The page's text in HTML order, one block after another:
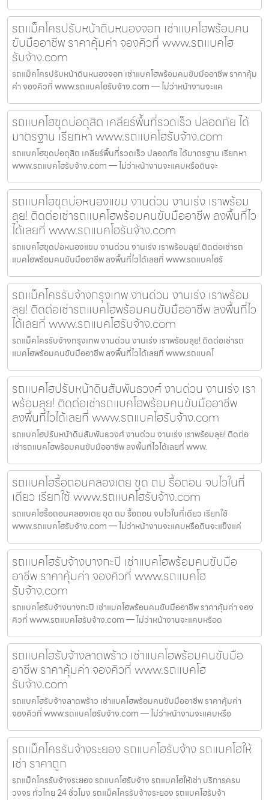
รถแม็คโครปรับหน้าดินหนองจอก เช่าแบคโฮพร้อมคน
ขับมืออาชีพ ราคาคุ้มค่า จองคิวที่ www.รถแบคโฮ
รับจ้าง.com
รถแม็คโครปรับหน้าดินหนองจอก เช่าแบคโฮพร้อมคนขับมืออาชีพ ราคาคุ้ม
ค่า จองคิวที่ www.รถแบคโฮรับจ้าง.com — ไม่ว่าหน้างานจะแค
รถแบคโฮขุดบ่อดุสิต เคลียร์พื้นที่รวดเร็ว ปลอดภัย ได้
มาตรฐาน เรียกหา www.รถแบคโฮรับจ้าง.com
รถแบคโฮขุดบ่อดุสิต เคลียร์พื้นที่รวดเร็ว ปลอดภัย ได้มาตรฐาน เรียกหา
www.รถแบคโฮรับจ้าง.com — ไม่ว่าหน้างานจะแคบหรือดินจะ
รถแบคโฮขุดบ่อหนองแขม งานด่วน งานเร่ง เราพร้อม
ลุย! ติดต่อเช่ารถแบคโฮพร้อมคนขับมืออาชีพ ลงพื้นที่ไว
ได้เลยที่ www.รถแบคโฮรับจ้าง.com
รถแบคโฮขุดบ่อหนองแขม งานด่วน งานเร่ง เราพร้อมลุย! ติดต่อเช่ารถ
แบคโฮพร้อมคนขับมืออาชีพ ลงพื้นที่ไวได้เลยที่ www.รถแบคโฮรั
รถแม็คโครรับจ้างกรุงเทพ งานด่วน งานเร่ง เราพร้อม
ลุย! ติดต่อเช่ารถแบคโฮพร้อมคนขับมืออาชีพ ลงพื้นที่ไว
ได้เลยที่ www.รถแบคโฮรับจ้าง.com
รถแม็คโครรับจ้างกรุงเทพ งานด่วน งานเร่ง เราพร้อมลุย! ติดต่อเช่ารถ
แบคโฮพร้อมคนขับมืออาชีพ ลงพื้นที่ไวได้เลยที่ www.รถแบคโ
รถแบคโฮปรับหน้าดินสัมพันธวงศ์ งานด่วน งานเร่ง เรา
พร้อมลุย! ติดต่อเช่ารถแบคโฮพร้อมคนขับมืออาชีพ
ลงพื้นที่ไวได้เลยที่ www.รถแบคโฮรับจ้าง.com
รถแบคโฮปรับหน้าดินสัมพันธวงศ์ งานด่วน งานเร่ง เราพร้อมลุย! ติดต่อ
เช่ารถแบคโฮพร้อมคนขับมืออาชีพ ลงพื้นที่ไวได้เลยที่ www.
รถแบคโฮรื้อถอนคลองเตย ขุด ถม รื้อถอน จบไวในที่
เดียว เรียกใช้ www.รถแบคโฮรับจ้าง.com
รถแบคโฮรื้อถอนคลองเตย ขุด ถม รื้อถอน จบไวในที่เดียว เรียกใช้
www.รถแบคโฮรับจ้าง.com — ไม่ว่าหน้างานจะแคบหรือดินจะแข็งแค่
รถแบคโฮรับจ้างบางกะปิ เช่าแบคโฮพร้อมคนขับมือ
อาชีพ ราคาคุ้มค่า จองคิวที่ www.รถแบคโฮ
รับจ้าง.com
รถแบคโฮรับจ้างบางกะปิ เช่าแบคโฮพร้อมคนขับมืออาชีพ ราคาคุ้มค่า จอง
คิวที่ www.รถแบคโฮรับจ้าง.com — ไม่ว่าหน้างานจะแคบหรือด
รถแบคโฮรับจ้างลาดพร้าว เช่าแบคโฮพร้อมคนขับมือ
อาชีพ ราคาคุ้มค่า จองคิวที่ www.รถแบคโฮ
รับจ้าง.com
รถแบคโฮรับจ้างลาดพร้าว เช่าแบคโฮพร้อมคนขับมืออาชีพ ราคาคุ้มค่า
จองคิวที่ www.รถแบคโฮรับจ้าง.com — ไม่ว่าหน้างานจะแคบหรือ
รถแม็คโครรับจ้างระยอง รถแบคโฮรับจ้าง รถแบคโฮให้
เช่า ราคาถูก
รถแม็คโครรับจ้างระยอง รถแบคโฮรับจ้าง รถแบคโฮให้เช่า บริการครบ
วงจร ทั่วไทย 24 ชั่วโมง รถแม็คโครรับจ้างระยอง รถแบคโฮรับจ้า